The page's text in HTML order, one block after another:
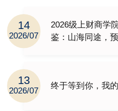
14
2026/07
2026级上财商学
鉴：山海同途，
13
2026/07 终于等到你，我